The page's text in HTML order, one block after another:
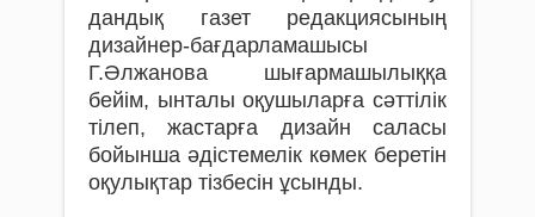
дан­­­дық газет редакциясының
дизайнер-бағдарла­машысы
Г.Әлжанова шығармашылыққа
бейім, ынталы оқу­шыларға сәттілік
тілеп, жастар­ға дизайн саласы
бойынша әдістемелік көмек беретін
оқулықтар тізбесін ұсынды.